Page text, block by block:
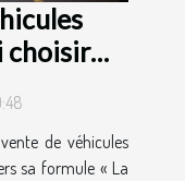
choisir
de véhicules
sa formule « La